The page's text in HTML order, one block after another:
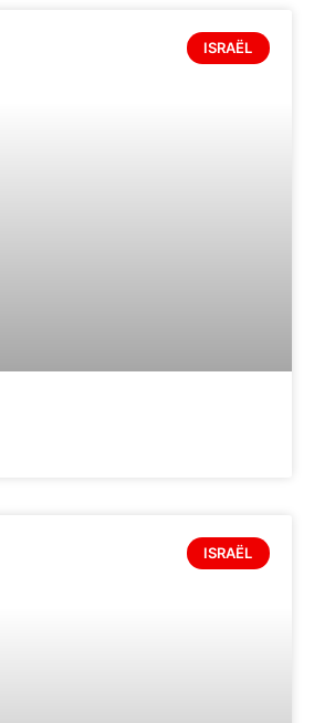
ISRAËL
ISRAËL